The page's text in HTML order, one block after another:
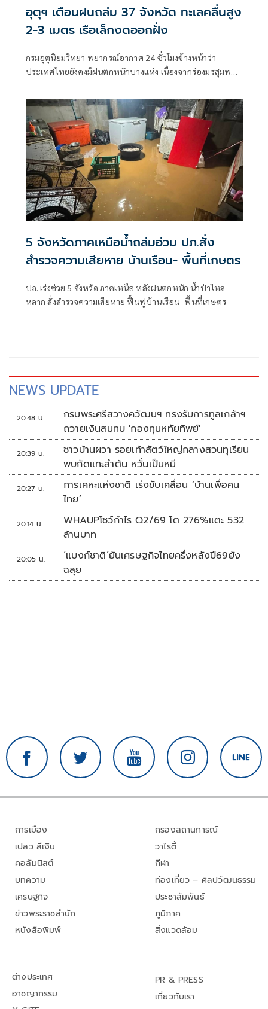
อุตุฯ เตือนฝนถล่ม 37 จังหวัด ทะเลคลื่นสูง
2-3 เมตร เรือเล็กงดออกฝั่ง
กรมอุตุนิยมวิทยา พยากรณ์อากาศ 24 ชั่วโมงข้างหน้าว่า
ประเทศไทยยังคงมีฝนตกหนักบางแห่ง เนื่องจากร่องมรสุมพาด
กับมรสุมตะวันตกเฉียงใต้
5 จังหวัดภาคเหนือน้ำถล่มอ่วม ปภ.สั่ง
สำรวจความเสียหาย บ้านเรือน- พื้นที่เกษตร
ปภ. เร่งช่วย 5 จังหวัด ภาคเหนือ หลังฝนตกหนัก น้ำป่าไหล
หลาก สั่งสำรวจความเสียหาย ฟื้นฟูบ้านเรือน–พื้นที่เกษตร
NEWS UPDATE
20:48 น.
กรมพระศรีสวางควัฒนฯ ทรงรับการทูลเกล้าฯ
ถวายเงินสมทบ 'กองทุนหทัยทิพย์'
20:39 น.
ชาวบ้านผวา รอยเท้าสัตว์ใหญ่กลางสวนทุเรียน
พบกัดแทะลำต้น หวั่นเป็นหมี
20:27 น.
การเคหะแห่งชาติ เร่งขับเคลื่อน ‘บ้านเพื่อคน
ไทย’
20:14 น.
WHAUPโชว์กำไร Q2/69 โต 276%แตะ 532
ล้านบาท
20:05 น.
‘แบงก์ชาติ’ยันเศรษฐกิจไทยครึ่งหลังปี69ยัง
ฉลุย
การเมือง
เปลว สีเงิน
คอลัมนิสต์
บทความ
เศรษฐกิจ
ข่าวพระราชสำนัก
หนังสือพิมพ์
กรองสถานการณ์
วาไรตี้
กีฬา
ท่องเที่ยว – ศิลปวัฒนธรรม
ประชาสัมพันธ์
ภูมิภาค
สิ่งแวดล้อม
ต่างประเทศ
อาชญากรรม
PR & PRESS
เกี่ยวกับเรา